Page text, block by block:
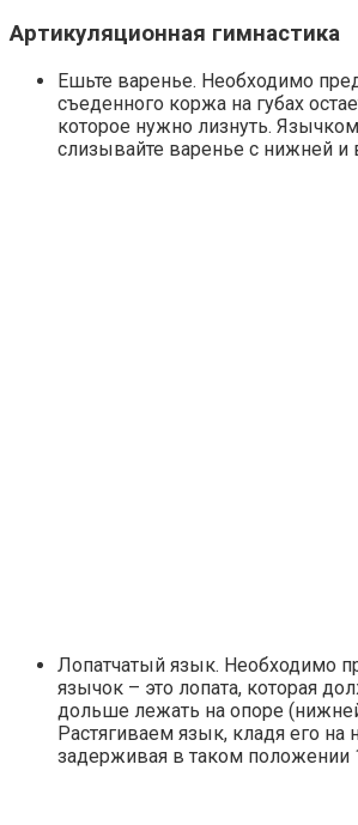
Артикуляционная гимнастика
Ешьте варенье. Необходимо
съеденного коржа на губах
которое нужно лизнуть.
слизывайте варенье с нижней и
Лопатчатый язык. Необходимо
язычок – это лопата, которая
дольше лежать на опоре
Растягиваем язык, кладя его
задерживая в таком положении